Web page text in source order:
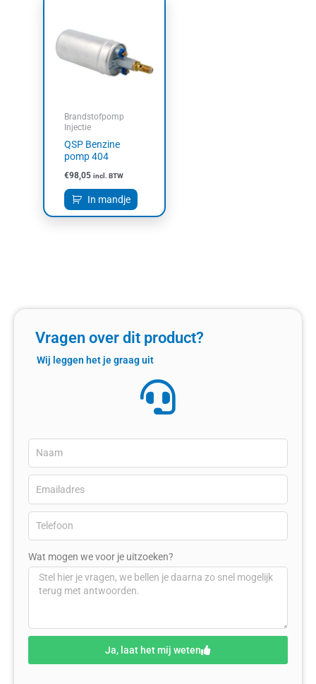
Brandstofpomp
Injectie
QSP Benzine
pomp 404
€98,05 incl. BTW
In mandje
Vragen over dit product?
Wij leggen het je graag uit
Wat mogen we voor je uitzoeken?
Ja, laat het mij weten